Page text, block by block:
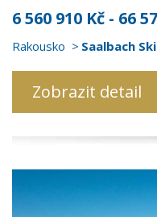
6 560 910 Kč - 66
Rakousko Saalbach
Zobrazit detail